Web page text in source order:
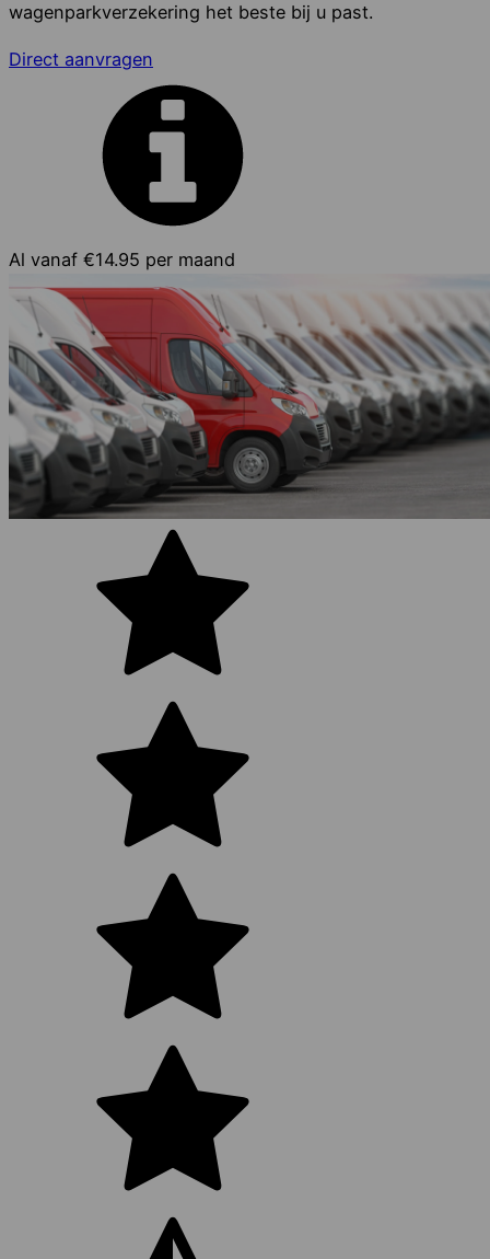
wagenparkverzekering het beste bij u past.
Direct aanvragen
Al vanaf €14.95 per maand